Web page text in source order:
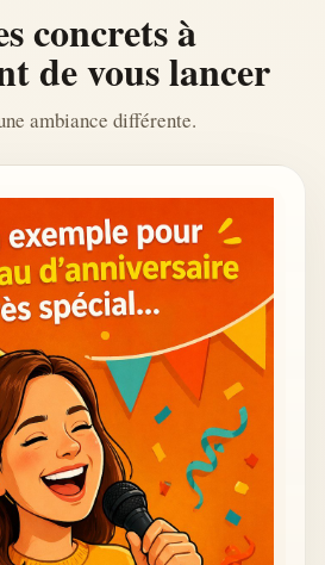
concrets à
de vous lancer
ambiance différente.